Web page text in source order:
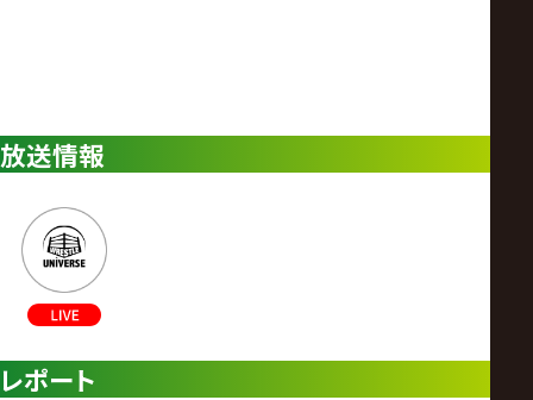
放送情報
レポート